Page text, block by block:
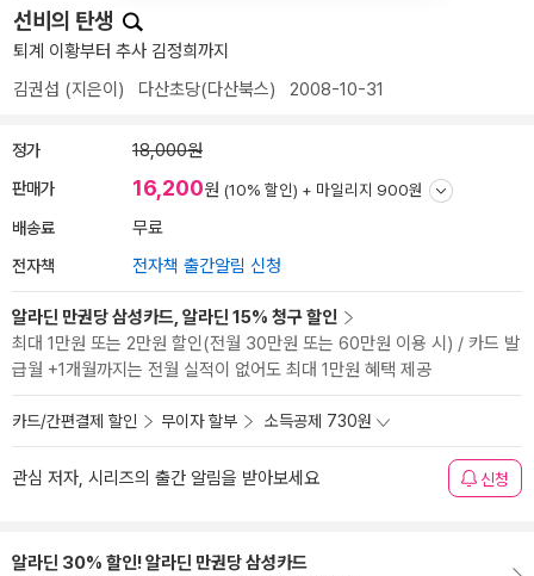
선비의 탄생
퇴계 이황부터 추사 김정희까지
김권섭 (지은이) 다산초당(다산북스) 2008-10-31
정가 18,000원
판매가 16,200원 (10% 할인) + 마일리지 900원
배송료 무료
전자책 전자책 출간알림 신청
알라딘 만권당 삼성카드, 알라딘 15% 청구 할인
최대 1만원 또는 2만원 할인(전월 30만원 또는 60만원 이용 시) / 카드 발
급월 +1개월까지는 전월 실적이 없어도 최대 1만원 혜택 제공
카드/간편결제 할인 무이자 할부 소득공제 730원
관심 저자, 시리즈의 출간 알림을 받아보세요 신청
알라딘 30% 할인! 알라딘 만권당 삼성카드